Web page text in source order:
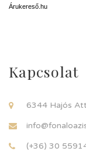
Árukereső.hu
Kapcsolat
6344 Hajós
(+36) 30